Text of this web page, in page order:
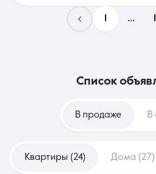
идти дальше.
1 ...
список
В продаже В
Квартиры (24) Дома (27)